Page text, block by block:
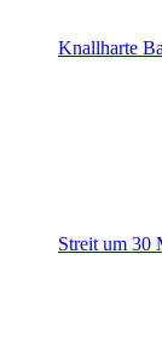
Knallharte
Streit um